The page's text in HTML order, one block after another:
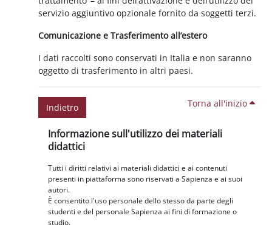
servizio aggiuntivo opzionale fornito da soggetti terzi.
Comunicazione e Trasferimento all’estero
I dati raccolti sono conservati in Italia e non saranno
oggetto di trasferimento in altri paesi.
Indietro Torna all'inizio
Blocchi
Informazione sull'utilizzo dei materiali
didattici
Tutti i diritti relativi ai materiali didattici e ai contenuti
presenti in piattaforma sono riservati a Sapienza e ai suoi
autori.
È consentito l'uso personale dello stesso da parte degli
studenti e del personale Sapienza ai fini di formazione o
studio.